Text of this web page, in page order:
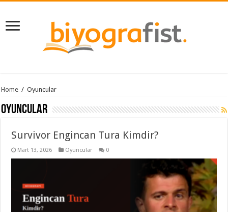
Home / Oyuncular
Oyuncular
Survivor Engincan Tura Kimdir?
Mart 13, 2026 Oyuncular 0